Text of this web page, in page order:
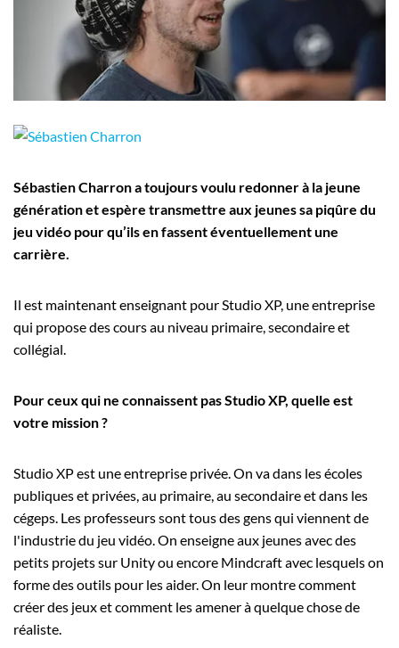
Employeurs
Publiez une offre d'emploi
Sébastien Charron a toujours voulu redonner à la jeune
génération et espère transmettre aux jeunes sa piqûre du
jeu vidéo pour qu’ils en fassent éventuellement une
carrière.
Il est maintenant enseignant pour Studio XP, une entreprise
qui propose des cours au niveau primaire, secondaire et
collégial.
Pour ceux qui ne connaissent pas Studio XP, quelle est
votre mission ?
Studio XP est une entreprise privée. On va dans les écoles
publiques et privées, au primaire, au secondaire et dans les
cégeps. Les professeurs sont tous des gens qui viennent de
l'industrie du jeu vidéo. On enseigne aux jeunes avec des
petits projets sur Unity ou encore Mindcraft avec lesquels on
forme des outils pour les aider. On leur montre comment
créer des jeux et comment les amener à quelque chose de
réaliste.